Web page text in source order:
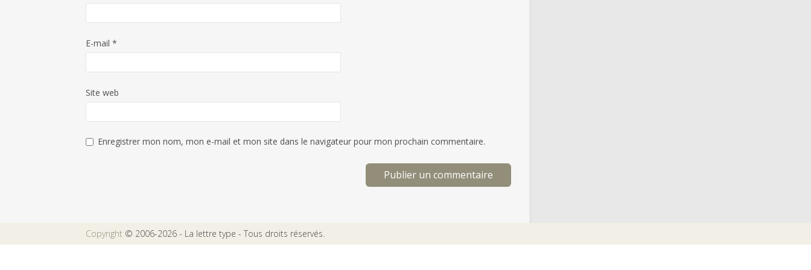
E-mail *
Site web
Enregistrer mon nom, mon e-mail et mon site dans le navigateur pour mon prochain commentaire.
Copyright © 2006-2026 - La lettre type - Tous droits réservés.